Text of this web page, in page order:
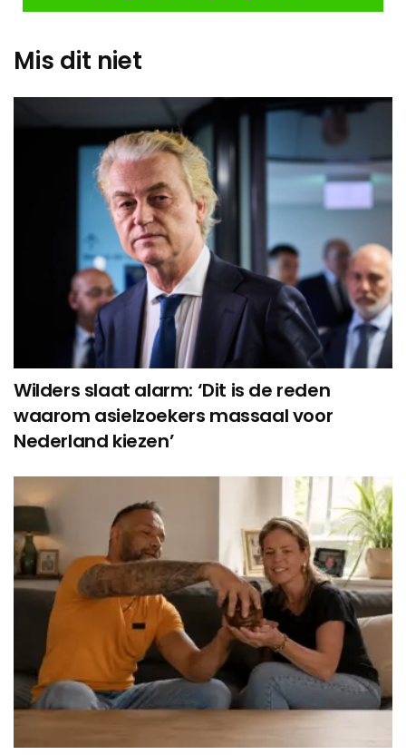
Mis dit niet
Wilders slaat alarm: ‘Dit is de reden
waarom asielzoekers massaal voor
Nederland kiezen’